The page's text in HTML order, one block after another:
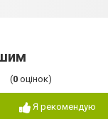
(0 оцінок)
Я рекомендую